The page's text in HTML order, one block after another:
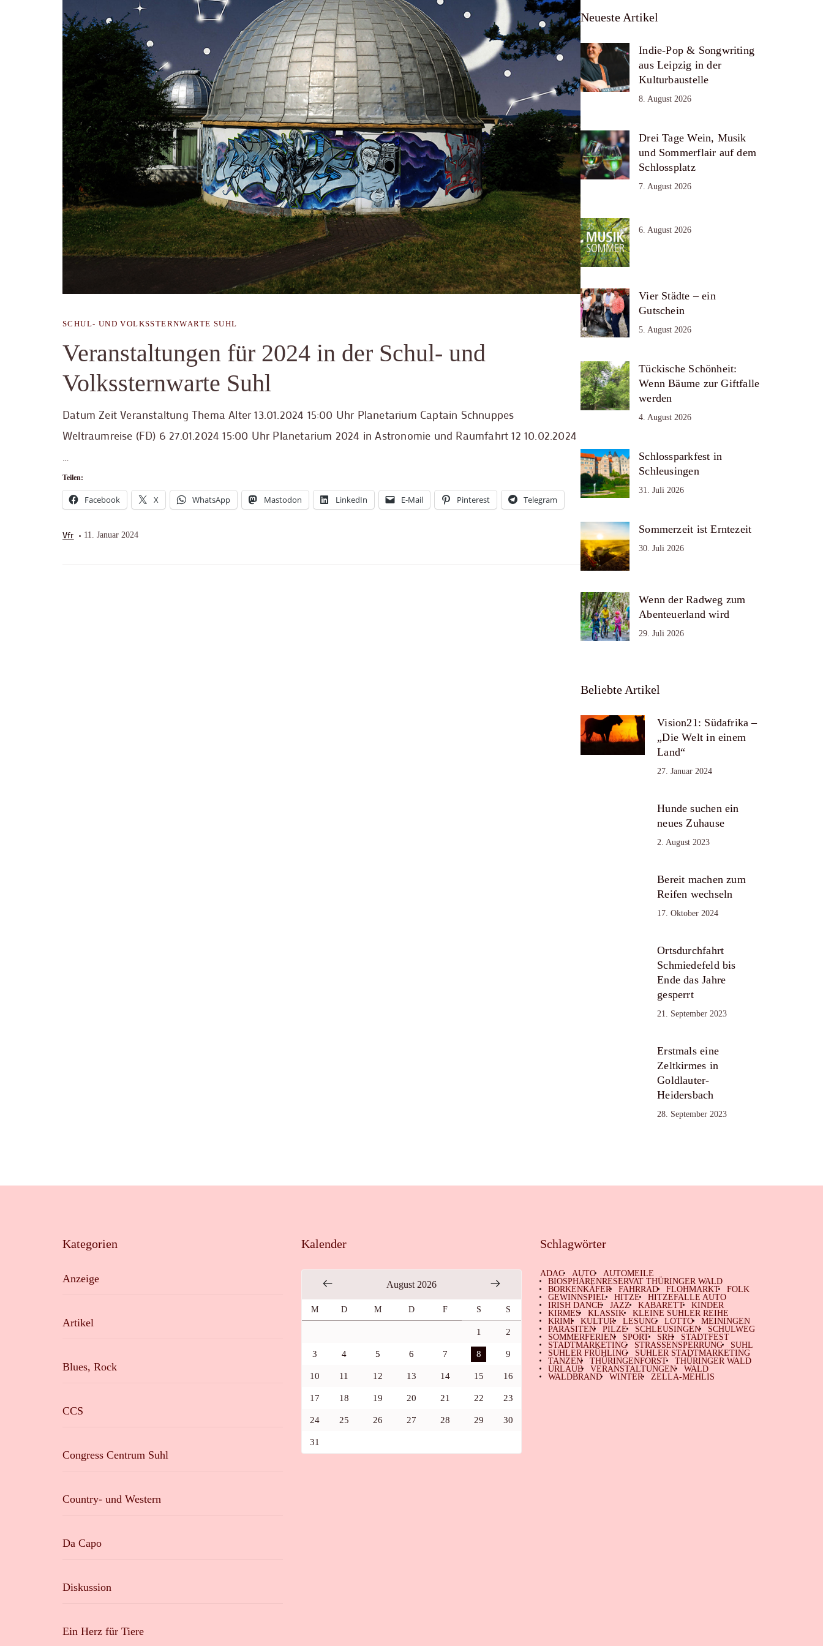
SCHUL- UND VOLKSSTERNWARTE SUHL
Veranstaltungen für 2024 in der Schul- und
Volkssternwarte Suhl
Datum Zeit Veranstaltung Thema Alter 13.01.2024 15:00 Uhr Planetarium Captain Schnuppes
Weltraumreise (FD) 6 27.01.2024 15:00 Uhr Planetarium 2024 in Astronomie und Raumfahrt 12 10.02.2024
…
Teilen:
Facebook X WhatsApp Mastodon LinkedIn E-Mail Pinterest Telegram
Vfr 11. Januar 2024
Neueste Artikel
Indie-Pop & Songwriting
aus Leipzig in der
Kulturbaustelle
8. August 2026
Drei Tage Wein, Musik
und Sommerflair auf dem
Schlossplatz
7. August 2026
6. August 2026
Vier Städte – ein
Gutschein
5. August 2026
Tückische Schönheit:
Wenn Bäume zur Giftfalle
werden
4. August 2026
Schlossparkfest in
Schleusingen
31. Juli 2026
Sommerzeit ist Erntezeit
30. Juli 2026
Wenn der Radweg zum
Abenteuerland wird
29. Juli 2026
Beliebte Artikel
Vision21: Südafrika –
„Die Welt in einem
Land“
27. Januar 2024
Hunde suchen ein
neues Zuhause
2. August 2023
Bereit machen zum
Reifen wechseln
17. Oktober 2024
Ortsdurchfahrt
Schmiedefeld bis
Ende das Jahre
gesperrt
21. September 2023
Erstmals eine
Zeltkirmes in
Goldlauter-
Heidersbach
28. September 2023
Kategorien
Anzeige
Artikel
Blues, Rock
CCS
Congress Centrum Suhl
Country- und Western
Da Capo
Diskussion
Ein Herz für Tiere
Kalender
August 2026
M D M D F S S
1 2
3 4 5 6 7 8 9
10 11 12 13 14 15 16
17 18 19 20 21 22 23
24 25 26 27 28 29 30
31
Schlagwörter
ADAC AUTO
AUTOMEILE
BIOSPHÄRENRESERVAT THÜRINGER WALD
BORKENKÄFER
FAHRRAD FLOHMARKT
FOLK
GEWINNSPIEL
HITZE
HITZEFALLE AUTO
IRISH DANCE
JAZZ KABARETT
KINDER
KIRMES
KLASSIK
KLEINE SUHLER REIHE
KRIMI
KULTUR LESUNG LOTTO
MEININGEN
PARASITEN
PILZE SCHLEUSINGEN
SCHULWEG
SOMMERFERIEN
SPORT SRH
STADTFEST
STADTMARKETING
STRASSENSPERRUNG
SUHL
SUHLER FRÜHLING
SUHLER STADTMARKETING
TANZEN
THÜRINGENFORST
THÜRINGER WALD
URLAUB
VERANSTALTUNGEN
WALD
WALDBRAND
WINTER ZELLA-MEHLIS